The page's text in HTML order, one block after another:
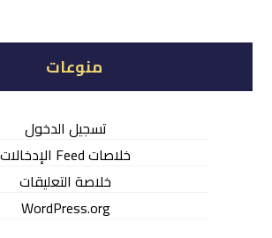
منوعات
تسجيل الدخول
خلاصات Feed الإدخالات
خلاصة التعليقات
WordPress.org